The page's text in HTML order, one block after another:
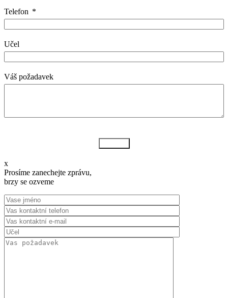
Telefon
Učel
Váš požadavek
x
Prosíme zanechejte zprávu,
brzy se ozveme